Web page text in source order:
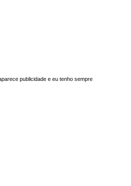
publicidade e eu tenho sempre